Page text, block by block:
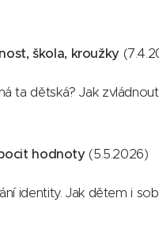
škola, kroužky
ta dětská? Jak
hodnoty (5.5.2026)
identity. Jak dětem i